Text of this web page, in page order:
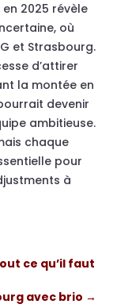
2025 révèle
où
et Strasbourg.
d’attirer
la montée en
devenir
ambitieuse.
chaque
pour
à
ce qu’il faut
avec brio →